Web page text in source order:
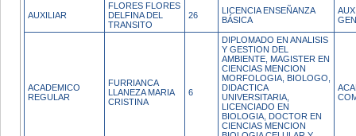
AUXILIAR
FLORES FLORES
DELFINA DEL
TRANSITO
26
LICENCIA ENSEÑANZA
BÁSICA
ACADEMICO
REGULAR
FURRIANCA
LLANEZA MARIA
CRISTINA
6
DIPLOMADO EN ANALISIS
Y GESTION DEL
AMBIENTE, MAGISTER EN
CIENCIAS MENCION
MORFOLOGIA, BIOLOGO,
DIDACTICA
UNIVERSITARIA,
LICENCIADO EN
BIOLOGIA, DOCTOR EN
CIENCIAS MENCION